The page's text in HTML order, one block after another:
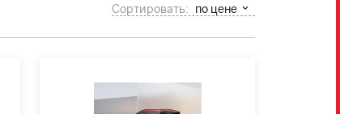
Сортировать: по цене